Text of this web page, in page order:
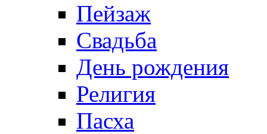
Пейзаж
Свадьба
День рождения
Религия
Пасха